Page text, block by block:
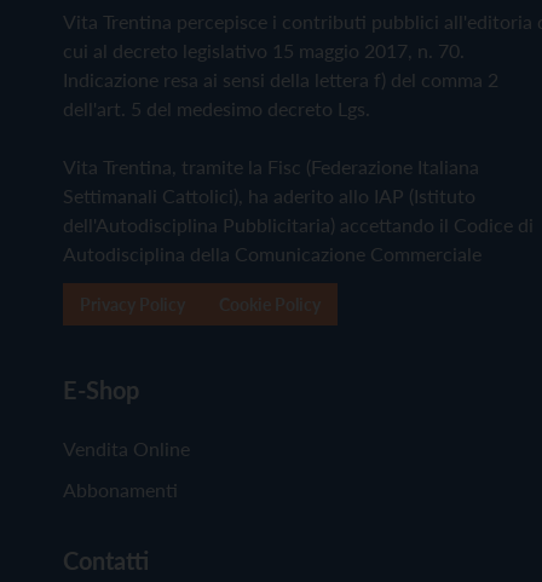
Vita Trentina percepisce i contributi pubblici all'editoria
cui al decreto legislativo 15 maggio 2017, n. 70.
Indicazione resa ai sensi della lettera f) del comma 2
dell'art. 5 del medesimo decreto Lgs.
Vita Trentina, tramite la Fisc (Federazione Italiana
Settimanali Cattolici), ha aderito allo IAP (Istituto
dell'Autodisciplina Pubblicitaria) accettando il Codice di
Autodisciplina della Comunicazione Commerciale
E-Shop
Vendita Online
Abbonamenti
Contatti